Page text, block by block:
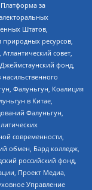
за
Штатов,
ресурсов,
совет,
фонд,
Фалуньгун, Коалиция
в Китае,
Фалуньгун,
современности,
обмен, Бард колледж,
российский фонд,
Проект Медиа,
Управление